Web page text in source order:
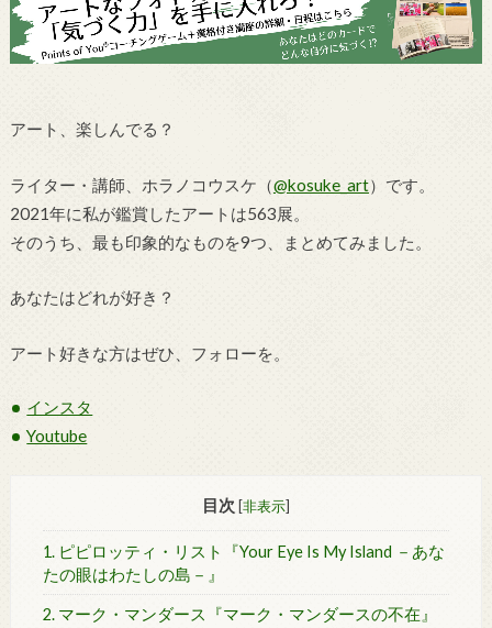
アート、楽しんでる？
ライター・講師、ホラノコウスケ（@kosuke_art）です。
2021年に私が鑑賞したアートは563展。
そのうち、最も印象的なものを9つ、まとめてみました。
あなたはどれが好き？
アート好きな方はぜひ、フォローを。
インスタ
Youtube
目次 [非表示]
1. ピピロッティ・リスト『Your Eye Is My Island －あな
たの眼はわたしの島－』
2. マーク・マンダース『マーク・マンダースの不在』